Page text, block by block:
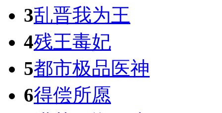
3乱晋我为王
4残王毒妃
5都市极品医神
6得偿所愿